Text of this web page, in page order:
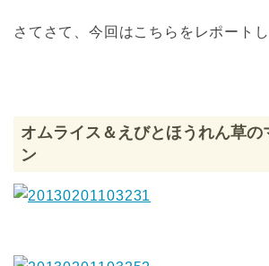
さてさて、今回はこちらをレポートし
オムライス＆えびとほうれん草の
ン